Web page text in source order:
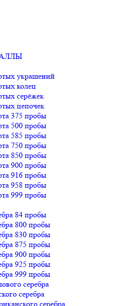
украшений
колец
серёжек
цепочек
375 пробы
500 пробы
585 пробы
750 пробы
850 пробы
900 пробы
916 пробы
958 пробы
999 пробы
84 пробы
800 пробы
830 пробы
875 пробы
900 пробы
925 пробы
999 пробы
серебра
серебра
серебра